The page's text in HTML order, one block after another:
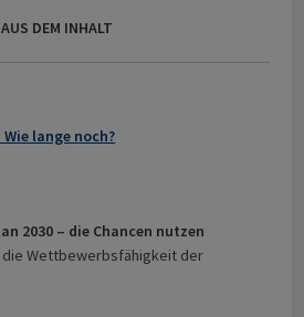
AUS DEM INHALT
lange noch?
2030 – die Chancen nutzen
die Wettbewerbsfähigkeit der